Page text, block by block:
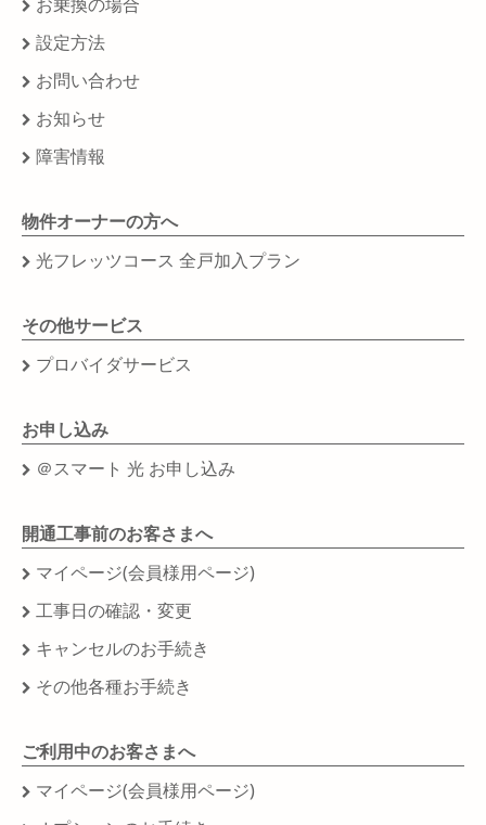
設定方法
お問い合わせ
お知らせ
障害情報
物件オーナーの方へ
光フレッツコース 全戸加入プラン
その他サービス
プロバイダサービス
お申し込み
＠スマート 光 お申し込み
開通工事前のお客さまへ
マイページ(会員様用ページ)
工事日の確認・変更
キャンセルのお手続き
その他各種お手続き
ご利用中のお客さまへ
マイページ(会員様用ページ)